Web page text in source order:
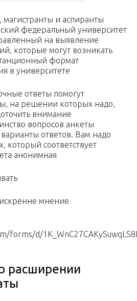
и аспиранты
федеральный университет
на выявление
которые могут возникать
формат
в университете
ответы помогут
на решении которых надо,
внимание
вопросов анкеты
ответов. Вам надо
который соответствует
анонимная
мнение
forms/d/
расширении